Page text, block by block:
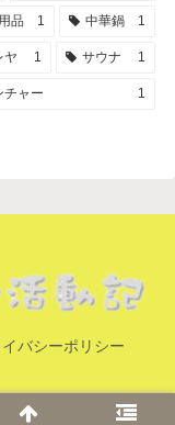
品 1 中華鍋 1
ヤ 1 サウナ 1
チャー 1
バシーポリシー
記.